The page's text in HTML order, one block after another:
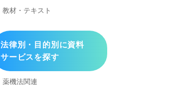
教材・テキスト
法律別・目的別に資料
サービスを探す
薬機法関連